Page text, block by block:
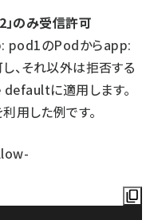
のみ受信許可
pod1のPodからapp:
、それ以外は拒否する
に適用します。
した例です。